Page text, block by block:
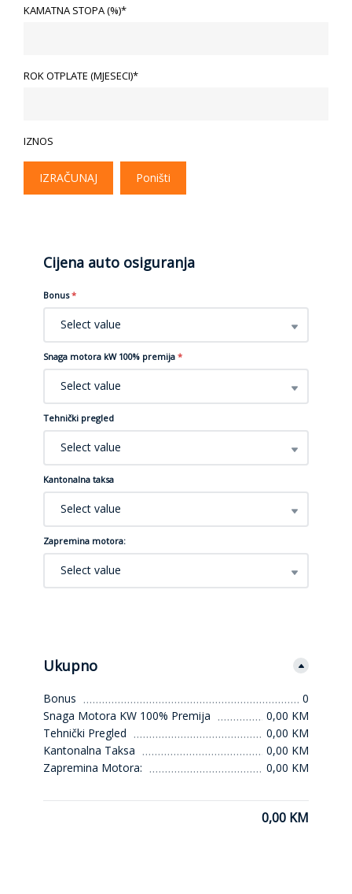
KAMATNA STOPA (%)*
ROK OTPLATE (MJESECI)*
IZNOS
IZRAČUNAJ Poništi
Cijena auto osiguranja
Bonus *
Select value
Snaga motora kW 100% premija *
Select value
Tehnički pregled
Select value
Kantonalna taksa
Select value
Zapremina motora:
Select value
Ukupno
Bonus
0
Snaga Motora KW 100% Premija
0,00 KM
Tehnički Pregled
0,00 KM
Kantonalna Taksa
0,00 KM
Zapremina Motora:
0,00 KM
0,00 KM